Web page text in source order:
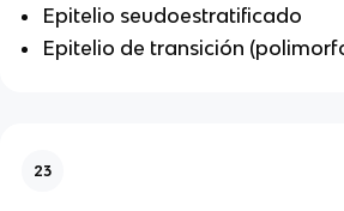
Epitelio seudoestratificado
Epitelio de transición
23